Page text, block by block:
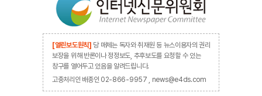
[열린보도원칙] 당 매체는 독자와 취재원 등 뉴스이용자의 권리
보장을 위해 반론이나 정정보도, 추후보도를 요청할 수 있는
창구를 열어두고 있음을 알려드립니다.
고충처리인 배종인 02-866-9957 , news@e4ds.com